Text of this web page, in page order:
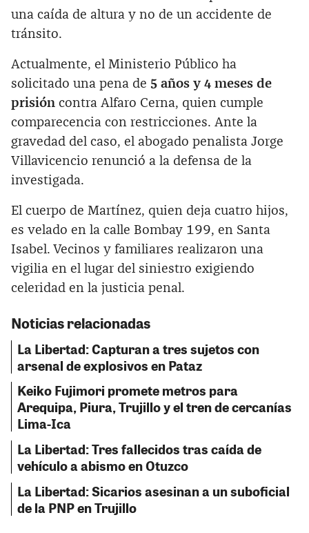
una caída de altura y no de un accidente de
tránsito.
Actualmente, el Ministerio Público ha
solicitado una pena de 5 años y 4 meses de
prisión contra Alfaro Cerna, quien cumple
comparecencia con restricciones. Ante la
gravedad del caso, el abogado penalista Jorge
Villavicencio renunció a la defensa de la
investigada.
El cuerpo de Martínez, quien deja cuatro hijos,
es velado en la calle Bombay 199, en Santa
Isabel. Vecinos y familiares realizaron una
vigilia en el lugar del siniestro exigiendo
celeridad en la justicia penal.
Noticias relacionadas
La Libertad: Capturan a tres sujetos con
arsenal de explosivos en Pataz
Keiko Fujimori promete metros para
Arequipa, Piura, Trujillo y el tren de cercanías
Lima-Ica
La Libertad: Tres fallecidos tras caída de
vehículo a abismo en Otuzco
La Libertad: Sicarios asesinan a un suboficial
de la PNP en Trujillo